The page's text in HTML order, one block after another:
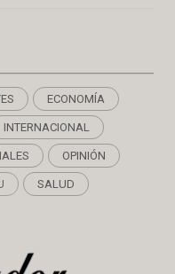
ECONOMÍA
INTERNACIONAL
OPINIÓN
SALUD